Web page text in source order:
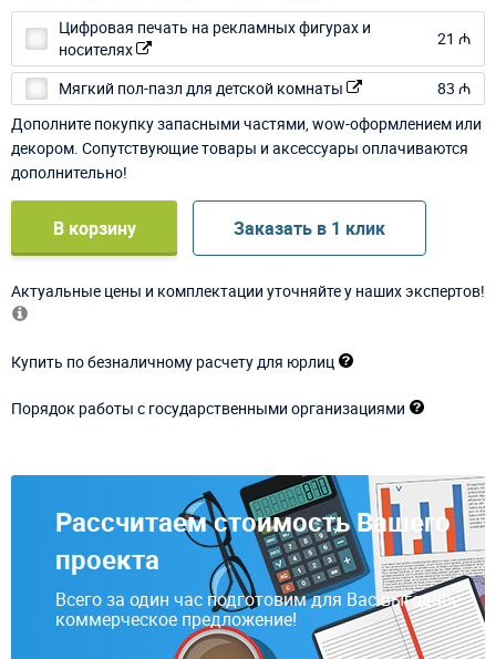
Цифровая печать на рекламных фигурах и
носителях
21 ₼
Мягкий пол-пазл для детской комнаты
83 ₼
Дополните покупку запасными частями, wow-оформлением или
декором. Сопутствующие товары и аксессуары оплачиваются
дополнительно!
В корзину Заказать в 1 клик
Актуальные цены и комплектации уточняйте у наших экспертов!
Купить по безналичному расчету для юрлиц
Порядок работы с государственными организациями
Рассчитаем стоимость Вашего
проекта
Всего за один час подготовим для Вас выгодное
коммерческое предложение!